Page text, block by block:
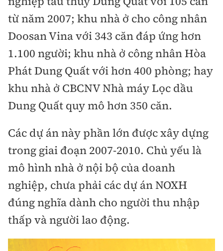
từ năm 2007; khu nhà ở cho công nhân
Doosan Vina với 343 căn đáp ứng hơn
1.100 người; khu nhà ở công nhân Hòa
Phát Dung Quất với hơn 400 phòng; hay
khu nhà ở CBCNV Nhà máy Lọc dầu
Dung Quất quy mô hơn 350 căn.
Các dự án này phần lớn được xây dựng
trong giai đoạn 2007-2010. Chủ yếu là
mô hình nhà ở nội bộ của doanh
nghiệp, chưa phải các dự án NOXH
đúng nghĩa dành cho người thu nhập
thấp và người lao động.